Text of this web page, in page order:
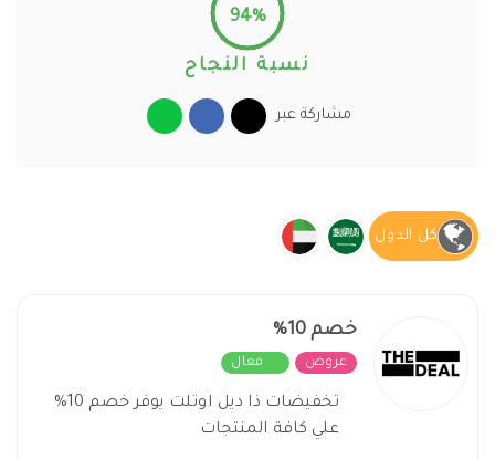
94%
نسبة النجاح
مشاركة عبر
كل الدول
خصم 10%
عروض فعال
تخفيضات ذا ديل اوتلت يوفر خصم 10%
علي كافة المنتجات